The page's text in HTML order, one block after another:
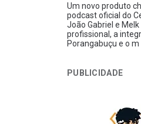
Um novo produto
podcast oficial do
João Gabriel e
profissional, a
Porangabuçu e o m
PUBLICIDADE